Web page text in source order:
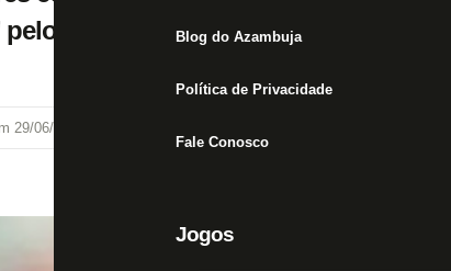
Blog do Azambuja
Política de Privacidade
Fale Conosco
Jogos
pelo Palmeiras: ‘Ficou gostinho
29/06/25 às 22:26